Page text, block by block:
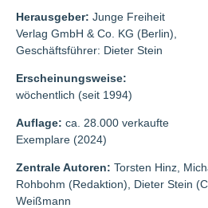
Herausgeber: Junge Freiheit
Verlag GmbH & Co. KG (Berlin),
Geschäftsführer: Dieter Stein
Erscheinungsweise:
wöchentlich (seit 1994)
Auflage: ca. 28.000 verkaufte
Exemplare (2024)
Zentrale Autoren: Torsten Hinz,
Rohbohm (Redaktion), Dieter Stein
Weißmann